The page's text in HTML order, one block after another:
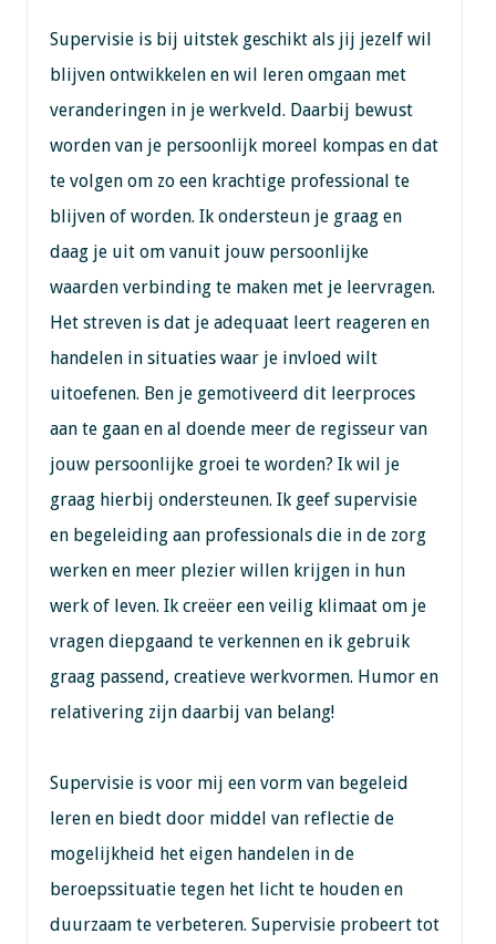
Supervisie is bij uitstek geschikt als jij jezelf wil
blijven ontwikkelen en wil leren omgaan met
veranderingen in je werkveld. Daarbij bewust
worden van je persoonlijk moreel kompas en dat
te volgen om zo een krachtige professional te
blijven of worden. Ik ondersteun je graag en
daag je uit om vanuit jouw persoonlijke
waarden verbinding te maken met je leervragen.
Het streven is dat je adequaat leert reageren en
handelen in situaties waar je invloed wilt
uitoefenen. Ben je gemotiveerd dit leerproces
aan te gaan en al doende meer de regisseur van
jouw persoonlijke groei te worden? Ik wil je
graag hierbij ondersteunen. Ik geef supervisie
en begeleiding aan professionals die in de zorg
werken en meer plezier willen krijgen in hun
werk of leven. Ik creëer een veilig klimaat om je
vragen diepgaand te verkennen en ik gebruik
graag passend, creatieve werkvormen. Humor en
relativering zijn daarbij van belang!
Supervisie is voor mij een vorm van begeleid
leren en biedt door middel van reflectie de
mogelijkheid het eigen handelen in de
beroepssituatie tegen het licht te houden en
duurzaam te verbeteren. Supervisie probeert tot